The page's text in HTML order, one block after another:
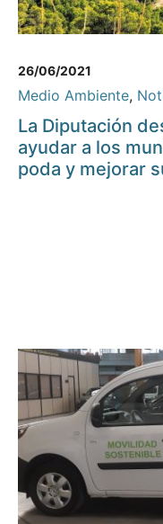
26/06/2021
Medio Ambiente,
La Diputación
ayudar a los
poda y mejorar